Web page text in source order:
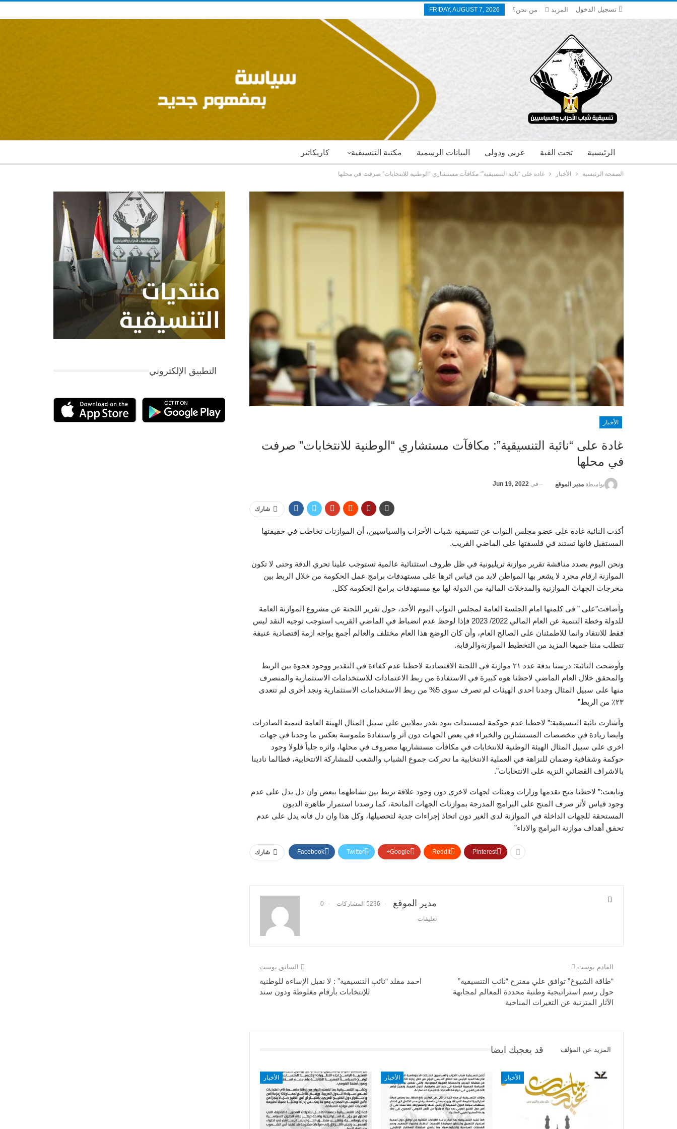
تسجيل الدخول FRIDAY, AUGUST 7, 2026 من نحن؟ المزيد
كاريكاتير مكتبة التنسيقية البيانات الرسمية عربي ودولي تحت القبة الرئيسية
الصفحة الرئيسية الأخبار غادة على “نائبة التنسيقية”: مكافآت مستشاري “الوطنية للانتخابات” صرفت في محلها
الأخبار
غادة على “نائبة التنسيقية”: مكافآت مستشاري “الوطنية للانتخابات” صرفت
في محلها
بواسطة مدير الموقع في Jun 19, 2022
شارك
أكدت النائبة غادة على عضو مجلس النواب عن تنسيقية شباب الأحزاب والسياسيين، أن الموازنات تخاطب في حقيقتها
المستقبل فانها تستند في فلسفتها على الماضي القريب.
ونحن اليوم بصدد مناقشة تقرير موازنة تريليونية في ظل ظروف استثنائية عالمية تستوجب علينا تحري الدقة وحتى لا تكون
الموازنة ارقام مجرد لا يشعر بها المواطن لابد من قياس اثرها على مستهدفات برامج عمل الحكومة من خلال الربط بين
مخرجات الجهات الموازنية والمدخلات المالية من الدولة لها مع مستهدفات برامج الحكومة ككل.
وأضافت”على ” فى كلمتها امام الجلسة العامة لمجلس النواب اليوم الأحد، حول تقرير اللجنة عن مشروع الموازنة العامة
للدولة وخطة التنمية عن العام المالي 2022/ 2023 فإذا لوحظ عدم انضباط في الماضي القريب استوجب توجيه النقد ليس
فقط للانتقاد وانما للاطمئنان على الصالح العام، وأن كان الوضع هذا العام مختلف والعالم أجمع يواجه ازمة إقتصادية عنيفة
تتطلب مننا جميعا المزيد من التخطيط الموازنةوالرقابة.
وأوضحت النائبة: درسنا بدقة عدد ٢١ موازنة في اللجنة الاقتصادية لاحظنا عدم كفاءة في التقدير ووجود فجوة بين الربط
والمحقق خلال العام الماضي لاحظنا هوه كبيرة في الاستفادة من ربط الاعتمادات للاستخدامات الاستثمارية والمنصرف
منها على سبيل المثال وجدنا احدى الهيئات لم تصرف سوى 5% من ربط الاستخدامات الاستثمارية ونجد أخرى لم تتعدى
٢٣٪ من الربط”
وأشارت نائبة التنسيقية:” لاحظنا عدم حوكمة لمستندات بنود تقدر بملايين علي سيبل المثال الهيئة العامة لتنمية الصادرات
وايضا زيادة في مخصصات المستشارين والخبراء في بعض الجهات دون أثر واستفادة ملموسة بعكس ما وجدنا في جهات
اخرى على سبيل المثال الهيئة الوطنية للانتخابات في مكافأت مستشاريها مصروف في محلها، واثره جلياً فلولا وجود
حوكمة وشفافية وضمان للنزاهة في العملية الانتخابية ما تحركت جموع الشباب والشعب للمشاركة الانتخابية، فطالما نادينا
بالاشراف القضائي النزيه على الانتخابات”.
وتابعت:” لاحظنا منح تقدمها وزارات وهيئات لجهات لاخرى دون وجود علاقة تربط بين نشاطهما ببعض وان دل يدل على عدم
وجود قياس لأثر صرف المنح على البرامج المدرجة بموازنات الجهات المانحة، كما رصدنا استمرار ظاهرة الديون
المستحقة للجهات الداخلة في الموازنة لدى الغير دون اتخاذ إجراءات جدية لتحصيلها، وكل هذا وان دل فانه يدل على عدم
تحقق أهداف موازنة البرامج والاداء”
شارك Facebook Twitter Google+ ReddIt Pinterest
مدير الموقع 5236 المشاركات 0
تعليقات
السابق بوست
احمد مقلد “نائب التنسيقية” : لا نقبل الإساءة للوطنية
للإنتخابات بأرقام مغلوطة ودون سند
القادم بوست
“طاقة الشيوخ” توافق علي مقترح “نائب التنسيقية”
حول رسم استراتيجية وطنية محددة المعالم لمجابهة
الآثار المترتبة عن التغيرات المناخية
قد يعجبك ايضا المزيد عن المؤلف
الأخبار الأخبار الأخبار
التطبيق الإلكتروني